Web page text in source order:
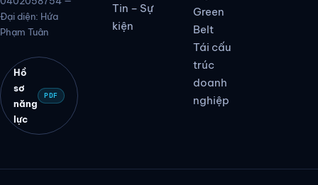
Đại diện: Hứa
Phạm Tuân
Hồ
sơ
năng
lực
PDF
Tin – Sự
kiện
Green
Belt
Tái cấu
trúc
doanh
nghiệp